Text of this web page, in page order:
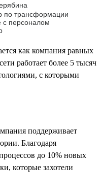
по трансформации
с персоналом
как компания равных
работает более 5 тысяч
с которыми
поддерживает
Благодаря
до 10% новых
которые захотели